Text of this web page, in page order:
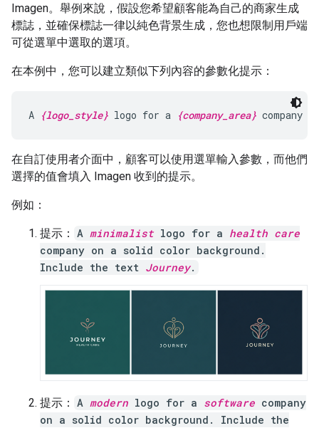
Imagen。舉例來說，假設您希望顧客能為自己的商家生成
標誌，並確保標誌一律以純色背景生成，您也想限制用戶端
可從選單中選取的選項。
在本例中，您可以建立類似下列內容的參數化提示：
A {logo_style} logo for a {company_area} company
在自訂使用者介面中，顧客可以使用選單輸入參數，而他們
選擇的值會填入 Imagen 收到的提示。
例如：
提示： A minimalist logo for a health care
company on a solid color background.
Include the text Journey.
提示： A modern logo for a software company
on a solid color background. Include the